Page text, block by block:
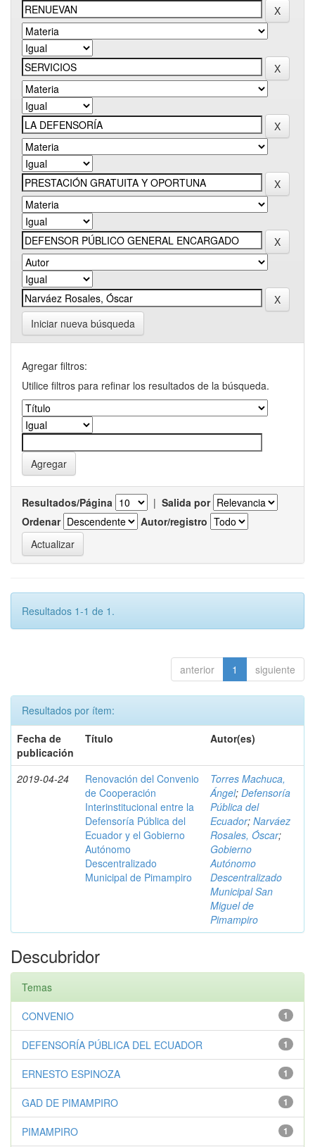
Iniciar nueva búsqueda
Agregar filtros:
Utilice filtros para refinar los resultados de la búsqueda.
Resultados/Página | Salida por
Ordenar
Autor/registro
Resultados 1-1 de 1.
anterior 1 siguiente
Resultados por ítem:
Fecha de
publicación
Título Autor(es)
2019-04-24
Renovación del Convenio
de Cooperación
Interinstitucional entre la
Defensoría Pública del
Ecuador y el Gobierno
Autónomo
Descentralizado
Municipal de Pimampiro
Torres Machuca,
Ángel; Defensoría
Pública del
Ecuador; Narváez
Rosales, Óscar;
Gobierno
Autónomo
Descentralizado
Municipal San
Miguel de
Pimampiro
Descubridor
Temas
1
CONVENIO
1
DEFENSORÍA PÚBLICA DEL ECUADOR
1
ERNESTO ESPINOZA
1
GAD DE PIMAMPIRO
1
PIMAMPIRO